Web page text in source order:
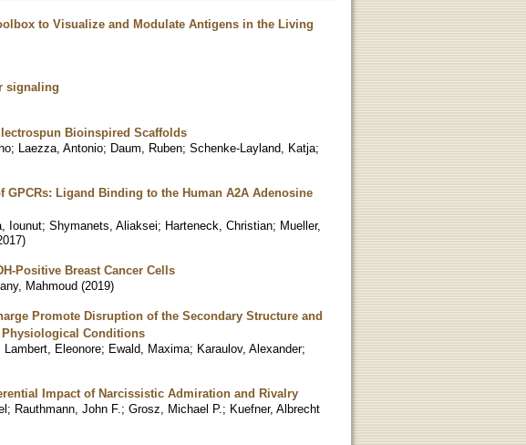
to Visualize and Modulate Antigens in the Living
signaling
Bioinspired Scaffolds
; Laezza, Antonio; Daum, Ruben; Schenke-Layland, Katja;
GPCRs: Ligand Binding to the Human A2A Adenosine
Iounut; Shymanets, Aliaksei; Harteneck, Christian; Mueller,
)
Positive Breast Cancer Cells
Mahmoud (2019)
Promote Disruption of the Secondary Structure and
Conditions
Lambert, Eleonore; Ewald, Maxima; Karaulov, Alexander;
Impact of Narcissistic Admiration and Rivalry
; Rauthmann, John F. ; Grosz, Michael P. ; Kuefner, Albrecht